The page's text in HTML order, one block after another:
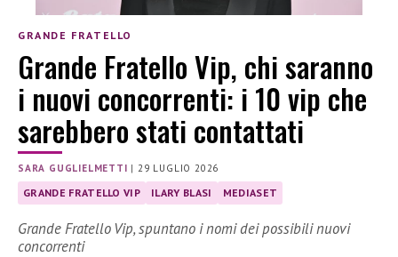
GRANDE FRATELLO
Grande Fratello Vip, chi saranno
i nuovi concorrenti: i 10 vip che
sarebbero stati contattati
SARA GUGLIELMETTI |29 LUGLIO 2026
GRANDE FRATELLO VIP ILARY BLASI MEDIASET
Grande Fratello Vip, spuntano i nomi dei possibili nuovi
concorrenti